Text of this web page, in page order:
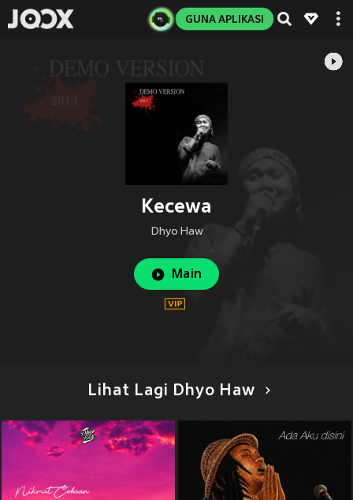
GUNA APLIKASI
Kecewa
Dhyo Haw
Main
Lihat Lagi Dhyo Haw